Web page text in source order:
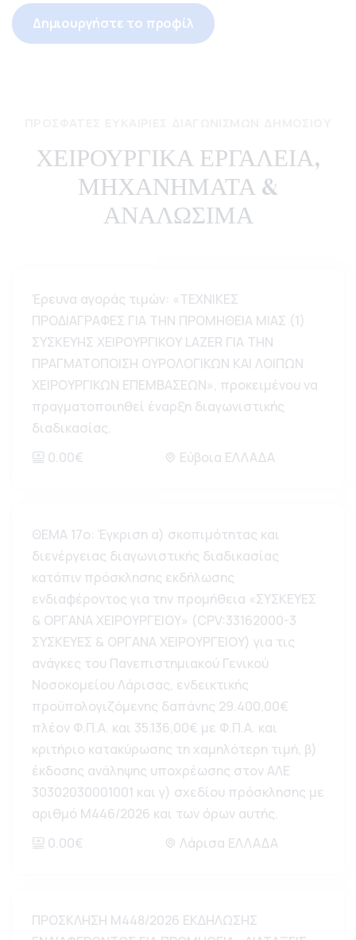
Δημιουργήστε το προφίλ
ΧΕΙΡΟΥΡΓΙΚΑ ΕΡΓΑΛΕΙΑ,
ΜΗΧΑΝΗΜΑΤΑ &
ΑΝΑΛΩΣΙΜΑ
Έρευνα αγοράς τιμών: «ΤΕΧΝΙΚΕΣ
ΠΡΟΔΙΑΓΡΑΦΕΣ ΓΙΑ ΤΗΝ ΠΡΟΜΗΘΕΙΑ ΜΙΑΣ (1)
ΣΥΣΚΕΥΗΣ ΧΕΙΡΟΥΡΓΙΚΟΥ LAZER ΓΙΑ ΤΗΝ
ΠΡΑΓΜΑΤΟΠΟΙΣΗ ΟΥΡΟΛΟΓΙΚΩΝ ΚΑΙ ΛΟΙΠΩΝ
ΧΕΙΡΟΥΡΓΙΚΩΝ ΕΠΕΜΒΑΣΕΩΝ», προκειμένου να
πραγματοποιηθεί έναρξη διαγωνιστικής
διαδικασίας.
0.00€
Εύβοια ΕΛΛΑΔΑ
ΘΕΜΑ 17ο: Έγκριση α) σκοπιμότητας και
διενέργειας διαγωνιστικής διαδικασίας
κατόπιν πρόσκλησης εκδήλωσης
ενδιαφέροντος για την προμήθεια «ΣΥΣΚΕΥΕΣ
& ΟΡΓΑΝΑ ΧΕΙΡΟΥΡΓΕΙΟΥ» (CPV:33162000-3
ΣΥΣΚΕΥΕΣ & ΟΡΓΑΝΑ ΧΕΙΡΟΥΡΓΕΙΟΥ) για τις
ανάγκες του Πανεπιστημιακού Γενικού
Νοσοκομείου Λάρισας, ενδεικτικής
προϋπολογιζόμενης δαπάνης 29.400,00€
πλέον Φ.Π.Α. και 35.136,00€ με Φ.Π.Α. και
κριτήριο κατακύρωσης τη χαμηλότερη τιμή, β)
έκδοσης ανάληψης υποχρέωσης στον AΛΕ
30302030001001 και γ) σχεδίου πρόσκλησης με
αριθμό Μ446/2026 και των όρων αυτής.
0.00€
Λάρισα ΕΛΛΑΔΑ
ΠΡΟΣΚΛΗΣΗ Μ448/2026 ΕΚΔΗΛΩΣΗΣ